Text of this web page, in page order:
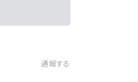
通報する